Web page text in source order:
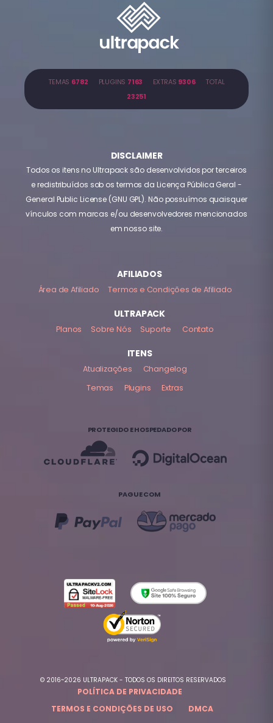
TEMAS 6782 PLUGINS 7163 EXTRAS 9306TOTAL
23251
DISCLAIMER
Todos os itens no Ultrapack são desenvolvidos por terceiros
e redistribuídos sob os termos da Licença Pública Geral -
General Public License (GNU GPL). Não possuímos quaisquer
vínculos com marcas e/ou desenvolvedores mencionados
em nosso site.
AFILIADOS
Área de Afiliado Termos e Condições de Afiliado
ULTRAPACK
Planos Sobre Nós Suporte Contato
ITENS
Atualizações
Changelog
Temas
Plugins Extras
PROTEGIDO E HOSPEDADO POR
PAGUE COM
© 2016~2026 ULTRAPACK - TODOS OS DIREITOS RESERVADOS
POLÍTICA DE PRIVACIDADE
TERMOS E CONDIÇÕES DE USO
DMCA